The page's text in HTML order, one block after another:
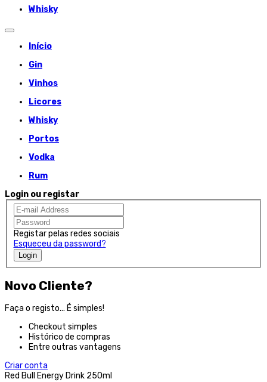
Whisky
Início
Gin
Vinhos
Licores
Whisky
Portos
Vodka
Rum
Login ou registar
Registar pelas redes sociais
Esqueceu da password?
Login
Novo Cliente?
Faça o registo... É simples!
Checkout simples
Histórico de compras
Entre outras vantagens
Criar conta
Red Bull Energy Drink 250ml